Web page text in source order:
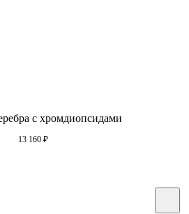
с хромдиопсидами
13 160 ₽